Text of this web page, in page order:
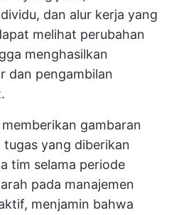
dan alur kerja yang
melihat perubahan
menghasilkan
dan pengambilan
gambaran
yang diberikan
tim selama periode
pada manajemen
menjamin bahwa